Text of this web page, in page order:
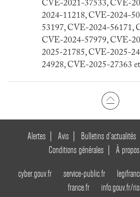
CVE-2021-37533, CVE-
2024-11218, CVE-2024-
53197, CVE-2024-56171,
CVE-2024-57979, CVE-
2025-21785, CVE-2025-
24928, CVE-2025-27363
Alertes Avis Bulletins d’actualités
Conditions générales
À propos
cyber.gouv.fr service-public.fr
france.fr
info.gouv.fr/